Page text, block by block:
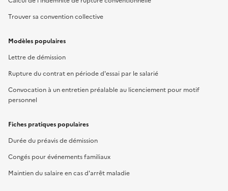
Trouver sa convention collective
Modèles populaires
Lettre de démission
Rupture du contrat en période d'essai par le salarié
Convocation à un entretien préalable au licenciement pour motif
personnel
Fiches pratiques populaires
Durée du préavis de démission
Congés pour événements familiaux
Maintien du salaire en cas d'arrêt maladie